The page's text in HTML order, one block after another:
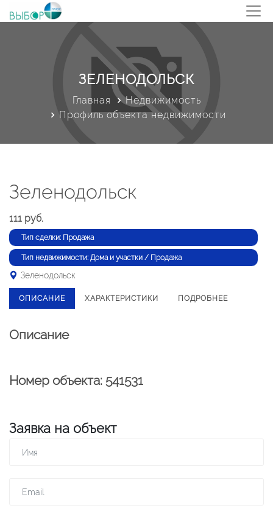
ЗЕЛЕНОДОЛЬСК
Главная
Недвижимость
Профиль объекта недвижимости
Зеленодольск
111 руб.
Тип сделки: Продажа
Тип недвижимости: Дома и участки / Продажа
Зеленодольск
ОПИСАНИЕ ХАРАКТЕРИСТИКИ ПОДРОБНЕЕ
Описание
Номер объекта: 541531
Заявка на объект